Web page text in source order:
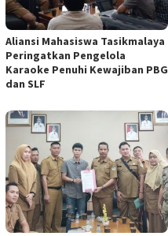
Aliansi Mahasiswa Tasikmalaya
Peringatkan Pengelola
Karaoke Penuhi Kewajiban PBG
dan SLF